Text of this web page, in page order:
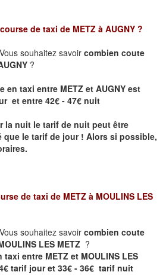
de taxi de METZ à AUGNY ?
souhaitez savoir combien coute
?
en taxi entre METZ et AUGNY est
et entre 42€ - 47€ nuit
la nuit le tarif de nuit peut être
que le tarif de jour ! Alors si possible,
de taxi de METZ à MOULINS LES
souhaitez savoir combien coute
LES METZ ?
entre METZ et MOULINS LES
tarif jour et 33€ - 36€ tarif nuit